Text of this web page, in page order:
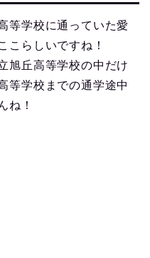
等学校に通っていた愛
こらしいですね！
旭丘高等学校の中だけ
等学校までの通学途中
ね！